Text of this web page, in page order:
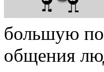
большую
общения